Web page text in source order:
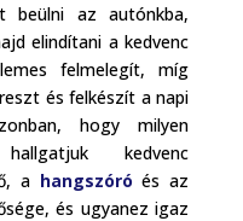
beülni az autónkba,
elindítani a kedvenc
felmelegít, míg
és felkészít a napi
hogy milyen
kedvenc
a hangszóró és az
és ugyanez igaz